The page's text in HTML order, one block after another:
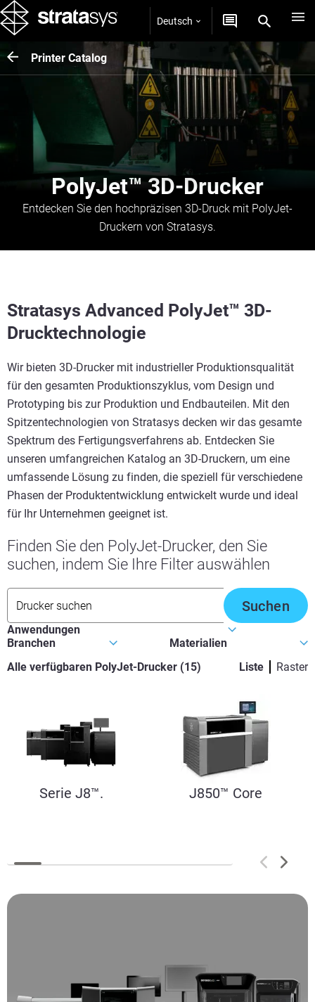
Deutsch
Printer Catalog
PolyJet™ 3D-Drucker
Entdecken Sie den hochpräzisen 3D-Druck mit PolyJet-
Druckern von Stratasys.
Stratasys Advanced PolyJet™ 3D-
Drucktechnologie
Wir bieten 3D-Drucker mit industrieller Produktionsqualität
für den gesamten Produktionszyklus, vom Design und
Prototyping bis zur Produktion und Endbauteilen. Mit den
Spitzentechnologien von Stratasys decken wir das gesamte
Spektrum des Fertigungsverfahrens ab. Entdecken Sie
unseren umfangreichen Katalog an 3D-Druckern, um eine
umfassende Lösung zu finden, die speziell für verschiedene
Phasen der Produktentwicklung entwickelt wurde und ideal
für Ihr Unternehmen geeignet ist.
Finden Sie den PolyJet-Drucker, den Sie
suchen, indem Sie Ihre Filter auswählen
Suchen
Alle verfügbaren PolyJet-Drucker (15) Liste Raster
Serie J8™. J850™ Core